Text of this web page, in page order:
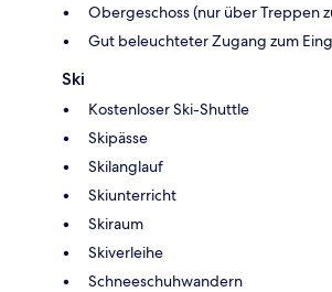
Obergeschoss (nur über Treppen
Gut beleuchteter Zugang zum
Ski
Kostenloser Ski-Shuttle
Skipässe
Skilanglauf
Skiunterricht
Skiraum
Skiverleihe
Schneeschuhwandern